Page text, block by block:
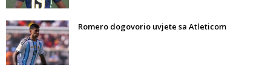
Romero dogovorio uvjete sa Atleticom